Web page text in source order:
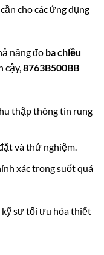
cho các ứng dụng
năng đo ba chiều
cậy, 8763B500BB
thập thông tin rung
và thử nghiệm.
xác trong suốt quá
kỹ sư tối ưu hóa thiết